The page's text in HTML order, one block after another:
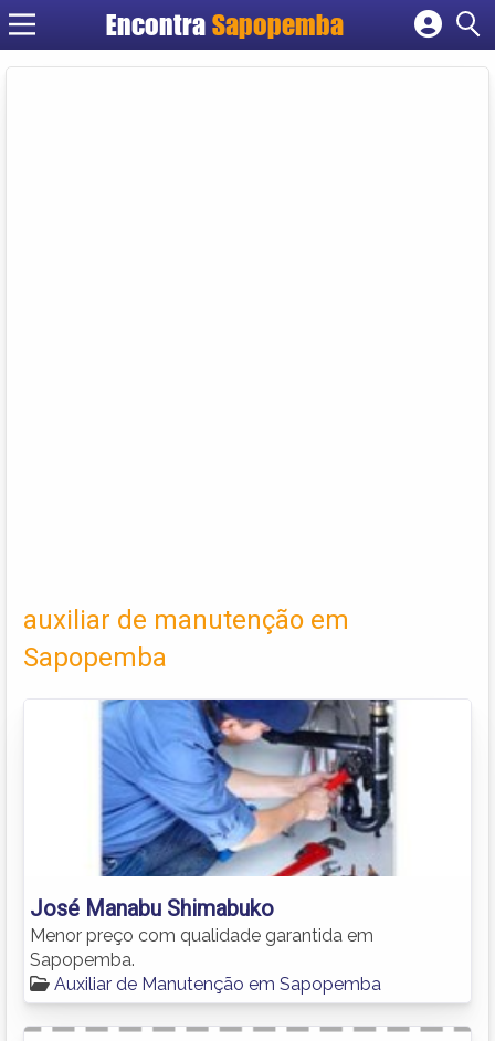
Encontra Sapopemba
Cadastrar empresa
auxiliar de manutenção em
Sapopemba
José Manabu Shimabuko
Menor preço com qualidade garantida em
Sapopemba.
Auxiliar de Manutenção em Sapopemba